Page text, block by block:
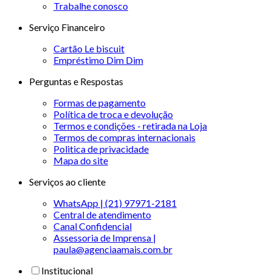
Trabalhe conosco
Serviço Financeiro
Cartão Le biscuit
Empréstimo Dim Dim
Perguntas e Respostas
Formas de pagamento
Política de troca e devolução
Termos e condições - retirada na Loja
Termos de compras internacionais
Politica de privacidade
Mapa do site
Serviços ao cliente
WhatsApp | (21) 97971-2181
Central de atendimento
Canal Confidencial
Assessoria de Imprensa |
paula@agenciaamais.com.br
Institucional